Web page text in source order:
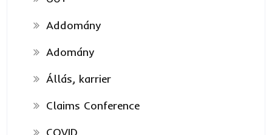
Addomány
Adomány
Állás, karrier
Claims Conference